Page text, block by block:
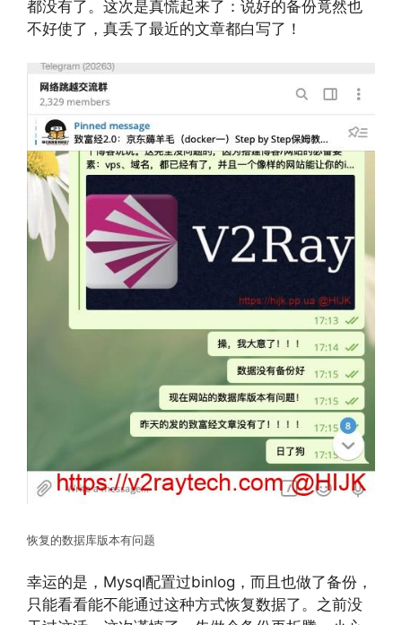
都没有了。这次是真慌起来了：说好的备份竟然也
不好使了，真丢了最近的文章都白写了！
恢复的数据库版本有问题
幸运的是，Mysql配置过binlog，而且也做了备份，
只能看看能不能通过这种方式恢复数据了。之前没